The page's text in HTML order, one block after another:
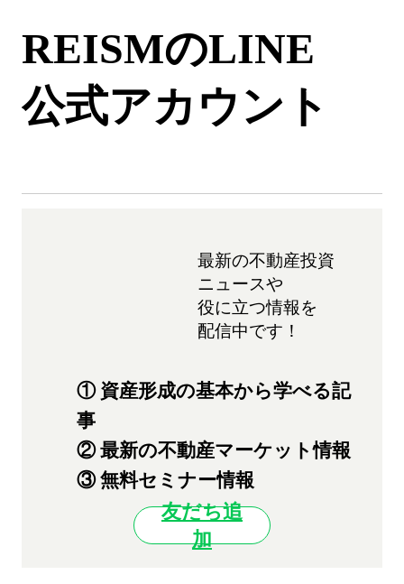
REISMのLINE
公式アカウント
最新の不動産投資
ニュースや
役に立つ情報を
配信中です！
① 資産形成の基本から学べる記
事
② 最新の不動産マーケット情報
③ 無料セミナー情報
友だち追
加